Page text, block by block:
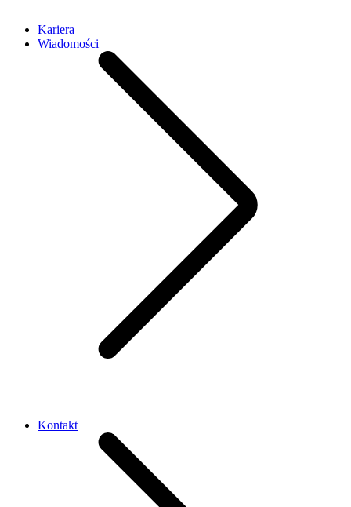
Kariera
Wiadomości
Kontakt